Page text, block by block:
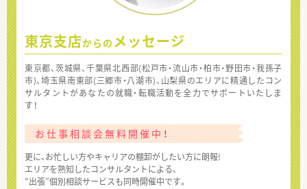
東京支店からの メッセージ
東京都、茨城県、千葉県北西部(松戸市・流山市・柏市・野田市・我孫子
市)、埼玉県南東部(三郷市・八潮市)、山梨県のエリアに精通したコン
サルタントがあなたの就職・転職活動を全力でサポートいたしま
す！
お仕事相談会無料開催中！
更に、お忙しい方やキャリアの棚卸がしたい方に朗報!
エリアを熟知したコンサルタントによる、
“出張”個別相談サービスも同時開催中です。